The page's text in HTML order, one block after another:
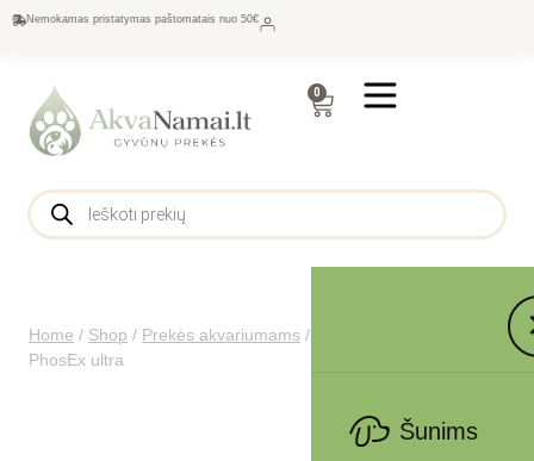
Nemokamas pristatymas paštomatais nuo 50€
0
Šunims
Home / Shop / Prekės akvariumams /
PhosEx ultra